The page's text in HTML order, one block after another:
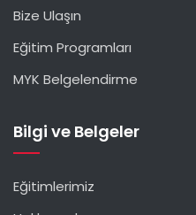
Bize Ulaşın
Eğitim Programları
MYK Belgelendirme
Bilgi ve Belgeler
Eğitimlerimiz